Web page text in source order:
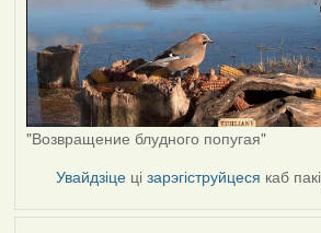
"Возвращение блудного попугая"
Увайдзіце цізарэгіструйцеся каб